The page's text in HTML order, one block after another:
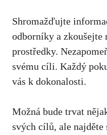
Shromažďujte
odborníky a‌ zkoušejte
prostředky.
svému cíli. Každý‌
vás ⁢k ​dokonalosti.
Možná bude⁢ trvat
svých cílů, ale